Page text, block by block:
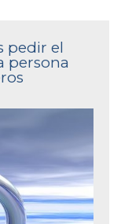
pedir el
persona